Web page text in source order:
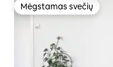
Mėgstamas svečių
Mėgstamas svečių